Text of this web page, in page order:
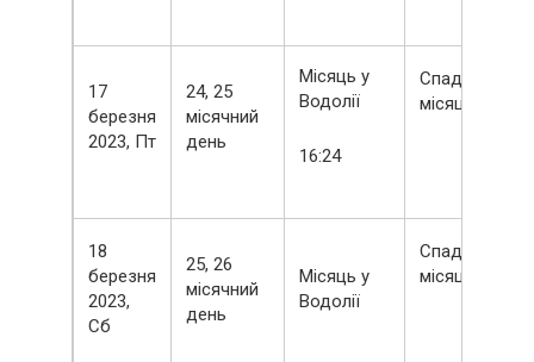
17
березня
2023, Пт
24, 25
місячний
день
Місяць у
Водолії
16:24
Спадний
місяць
18
березня
2023,
Сб
25, 26
місячний
день
Місяць у
Водолії
Спадний
місяць